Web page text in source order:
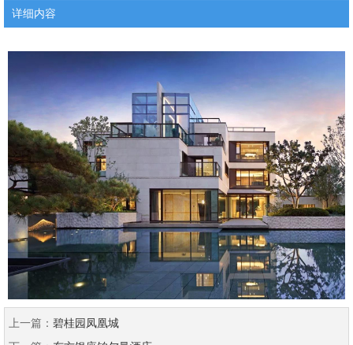
详细内容
上一篇： 碧桂园凤凰城